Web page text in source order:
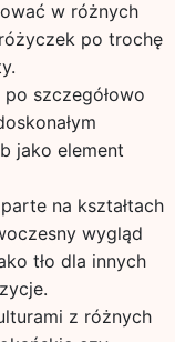
w różnych
po trochę
szczegółowo
jako element
na kształtach
wygląd
tło dla innych
z różnych